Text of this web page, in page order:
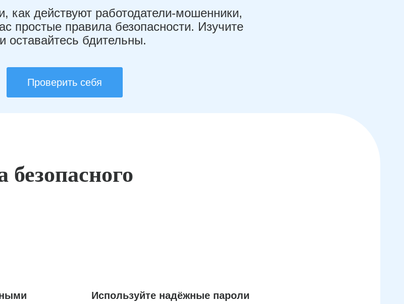
как действуют работодатели-мошенники,
простые правила безопасности. Изучите
оставайтесь бдительны.
Проверить себя
Используйте надёжные пароли